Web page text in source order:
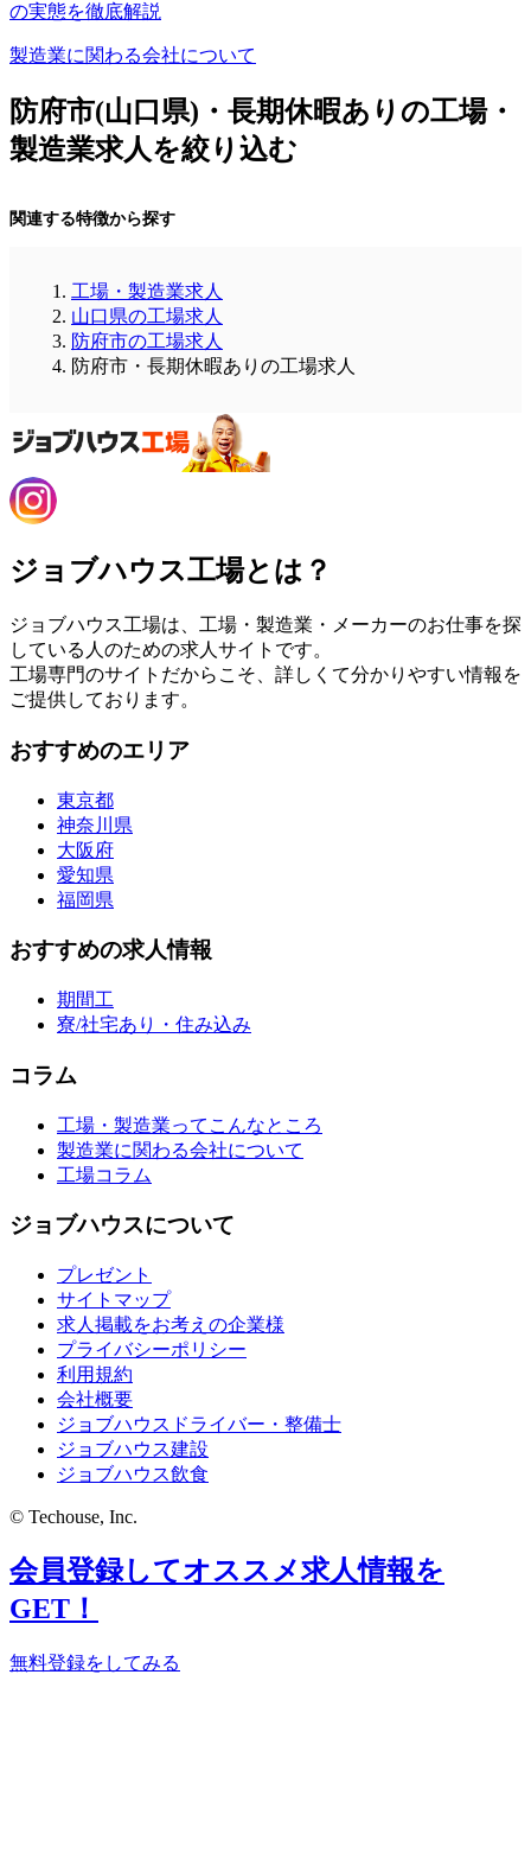
の実態を徹底解説
製造業に関わる会社について
防府市(山口県)・長期休暇ありの工場・
製造業求人を絞り込む
関連する特徴から探す
工場・製造業求人
山口県の工場求人
防府市の工場求人
防府市・長期休暇ありの工場求人
ジョブハウス工場とは？
ジョブハウス工場は、工場・製造業・メーカーのお仕事を探
している人のための求人サイトです。
工場専門のサイトだからこそ、詳しくて分かりやすい情報を
ご提供しております。
おすすめのエリア
東京都
神奈川県
大阪府
愛知県
福岡県
おすすめの求人情報
期間工
寮/社宅あり・住み込み
コラム
工場・製造業ってこんなところ
製造業に関わる会社について
工場コラム
ジョブハウスについて
プレゼント
サイトマップ
求人掲載をお考えの企業様
プライバシーポリシー
利用規約
会社概要
ジョブハウスドライバー・整備士
ジョブハウス建設
ジョブハウス飲食
© Techouse, Inc.
会員登録してオススメ求人情報を
GET！
無料登録をしてみる